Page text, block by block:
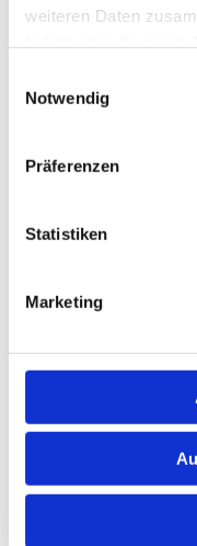
weiteren Daten
Notwendig
Präferenzen
Statistiken
Marketing
Gynäkologie